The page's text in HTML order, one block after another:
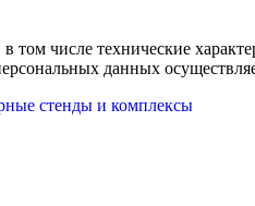
том числе технические
данных
стенды и комплексы